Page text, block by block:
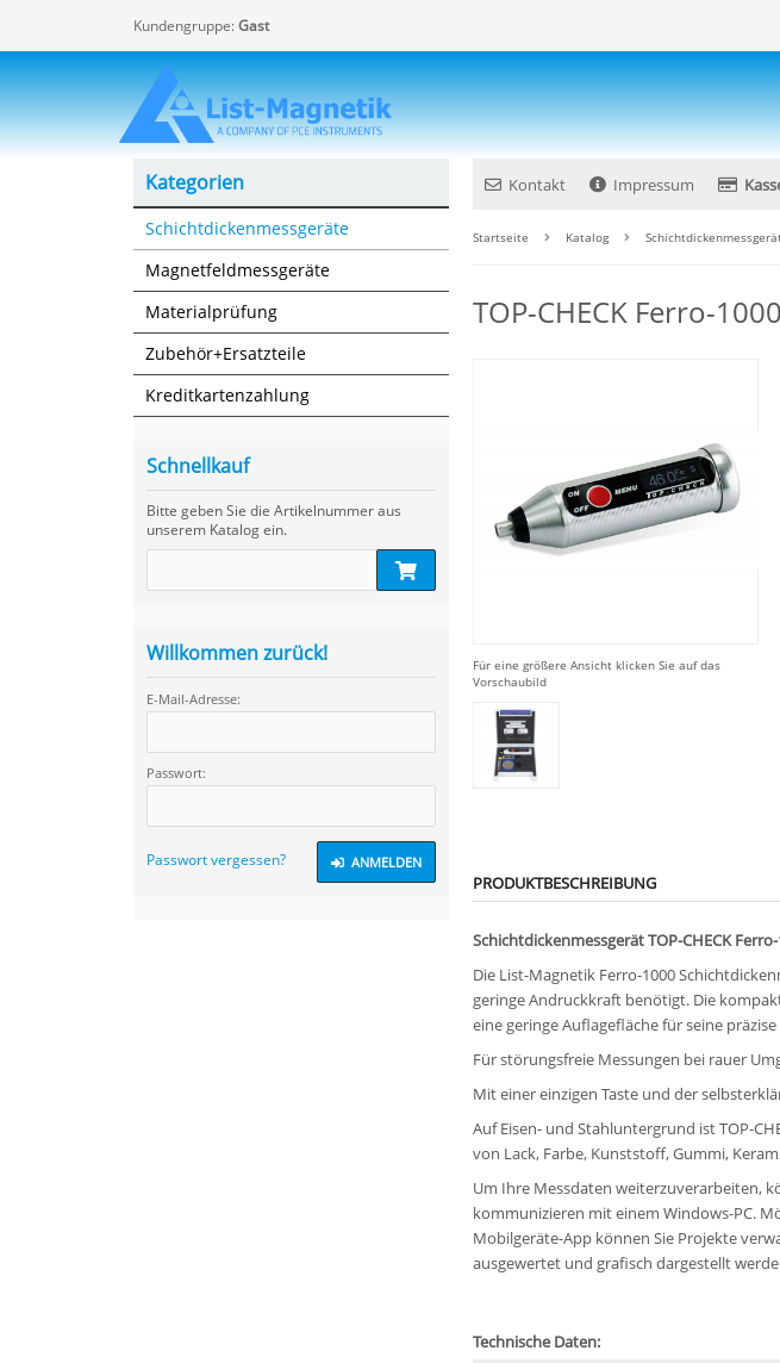
Kundengruppe:Gast
Kontakt Impressum
Startseite Katalog
TOP-CHECK Ferro-
Für eine größere Ansicht klicken Sie auf das
Vorschaubild
PRODUKTBESCHREIBUNG
Schichtdickenmessgerät TOP-CHECK
Die List-Magnetik Ferro-1000
geringe Andruckkraft benötigt. Die
eine geringe Auflagefläche für seine
Für störungsfreie Messungen bei rauer
Mit einer einzigen Taste und der
Auf Eisen- und Stahluntergrund ist TOP-
von Lack, Farbe, Kunststoff, Gummi,
Um Ihre Messdaten weiterzuverarbeiten,
kommunizieren mit einem Windows-PC.
Mobilgeräte-App können Sie Projekte
ausgewertet und grafisch dargestellt
Technische Daten:
Kategorien
Schichtdickenmessgeräte
Magnetfeldmessgeräte
Materialprüfung
Zubehör+Ersatzteile
Kreditkartenzahlung
Schnellkauf
Bitte geben Sie die Artikelnummer aus
unserem Katalog ein.
Willkommen zurück!
E-Mail-Adresse:
Passwort:
Passwort vergessen? ANMELDEN